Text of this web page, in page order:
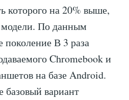
которого на 20% выше,
По данным
поколение В 3 раза
Chromebook и
на базе Android.
базовый вариант